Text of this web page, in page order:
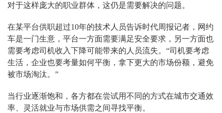
对于这样庞大的职业群体，这仍是需要解决的问题。
在某平台供职超过10年的技术人员告诉时代周报记者，网约
车是一门生意，平台一方面需要满足安全要求，另一方面也
需要考虑司机收入下降可能带来的人员流失。“司机要考虑
生活，企业也要考量如何平衡，拿下更大的市场份额，避免
被市场淘汰。”
当行业逐渐饱和，各方都在尝试用不同的方式在城市交通效
率、灵活就业与市场供需之间寻找平衡。